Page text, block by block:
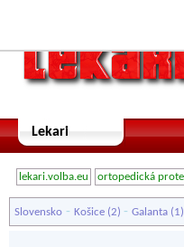
Lekari
lekari.volba.eu ortopedická
Slovensko - Košice (2) - Galanta (1)